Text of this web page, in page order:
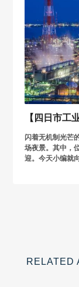
【四日市工
闪着无机制光芒
场夜景。其中，
迎。今天小编就
日市工场简介
RELATED